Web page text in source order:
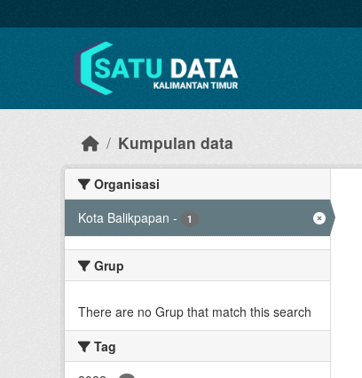
Kumpulan data
Organisasi
Kota Balikpapan - 1
Grup
There are no Grup that match this search
Tag